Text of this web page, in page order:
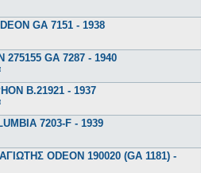
GA 7151 - 1938
GA 7287 - 1940
B.21921 - 1937
7203-F - 1939
ODEON 190020 (GA 1181) -